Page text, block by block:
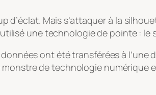
d’éclat. Mais s’attaquer à la
une technologie de pointe : le
ont été transférées à l’une
monstre de technologie